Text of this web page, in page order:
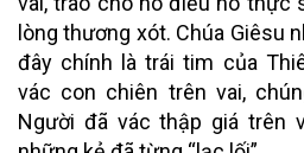
lòng thương xót. Chúa Giêsu
đây chính là trái tim của
vác con chiên trên vai,
Người đã vác thập giá trên